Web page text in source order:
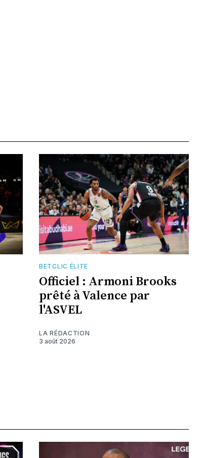
BETCLIC ÉLITE
Officiel : Armoni Brooks
prêté à Valence par
l'ASVEL
LA RÉDACTION
3 août 2026